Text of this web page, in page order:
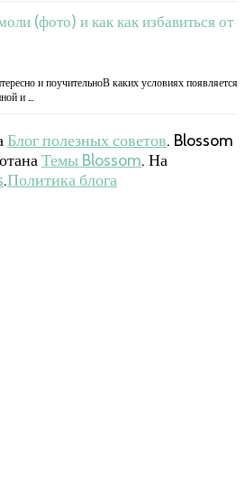
(фото) и как как избавиться от
и поучительноВ каких условиях появляется
и …
Блог полезных советов. Blossom
Темы Blossom. На
.Политика блога